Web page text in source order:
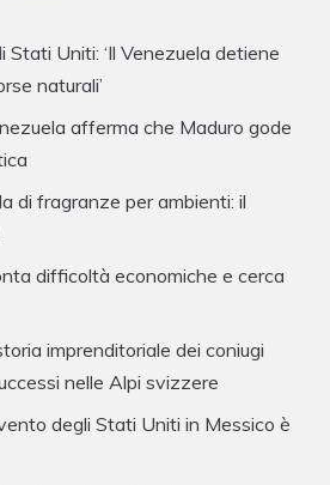
Stati Uniti: ‘Il Venezuela detiene
naturali’
afferma che Maduro gode
di fragranze per ambienti: il
difficoltà economiche e cerca
imprenditoriale dei coniugi
nelle Alpi svizzere
degli Stati Uniti in Messico è